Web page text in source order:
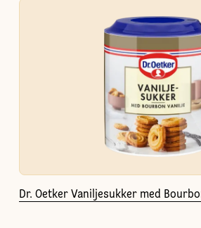
Dr. Oetker Vaniljesukker med